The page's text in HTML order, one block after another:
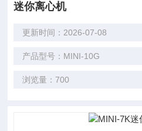
迷你离心机
更新时间：2026-07-08
产品型号：MINI-10G
浏览量：700